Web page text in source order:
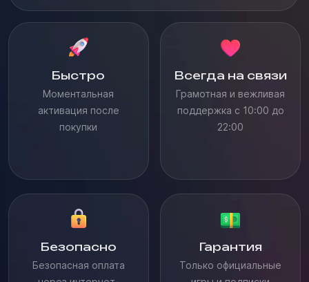
Быстро
Моментальная
активация после
покупки
Всегда на связи
Грамотная и вежливая
поддержка с 10:00 до
22:00
Безопасно
Безопасная оплата
Гарантия
Только официальные